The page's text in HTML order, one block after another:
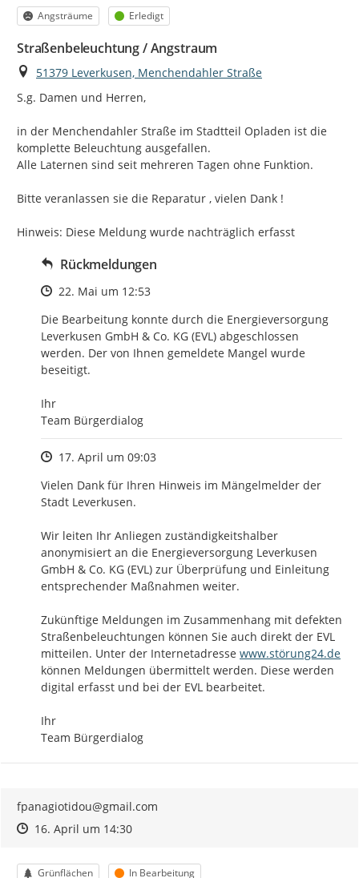
Kategorie
Angsträume Status
Erledigt
Straßenbeleuchtung / Angstraum
Ort
51379 Leverkusen, Menchendahler Straße
S.g. Damen und Herren,
in der Menchendahler Straße im Stadtteil Opladen ist die
komplette Beleuchtung ausgefallen.
Alle Laternen sind seit mehreren Tagen ohne Funktion.
Bitte veranlassen sie die Reparatur , vielen Dank !
Hinweis: Diese Meldung wurde nachträglich erfasst
Rückmeldungen
Zeitpunkt des Erstellens
22. Mai um 12:53
Die Bearbeitung konnte durch die Energieversorgung
Leverkusen GmbH & Co. KG (EVL) abgeschlossen
werden. Der von Ihnen gemeldete Mangel wurde
beseitigt.
Ihr
Team Bürgerdialog
Zeitpunkt des Erstellens
17. April um 09:03
Vielen Dank für Ihren Hinweis im Mängelmelder der
Stadt Leverkusen.
Wir leiten Ihr Anliegen zuständigkeitshalber
anonymisiert an die Energieversorgung Leverkusen
GmbH & Co. KG (EVL) zur Überprüfung und Einleitung
entsprechender Maßnahmen weiter.
Zukünftige Meldungen im Zusammenhang mit defekten
Straßenbeleuchtungen können Sie auch direkt der EVL
mitteilen. Unter der Internetadresse http://
www.störung24.de
können Meldungen übermittelt werden. Diese werden
digital erfasst und bei der EVL bearbeitet.
Ihr
Team Bürgerdialog
fpanagiotidou@gmail.com
Zeitpunkt des Erstellens
Zeitpunkt des Erstellens
16. April um 14:30Zur Äußerung
Kategorie
Grünflächen Status
In Bearbeitung